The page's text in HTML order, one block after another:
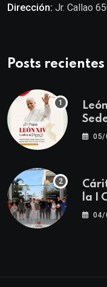
Dirección: Jr. Callao
Posts recientes
del05/
la I
04/